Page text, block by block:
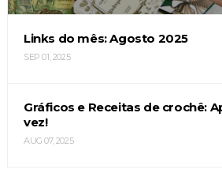
Links do mês: Agosto 2025
SEP 01, 2025
Gráficos e Receitas de crochê:
vez!
AUG 07, 2025